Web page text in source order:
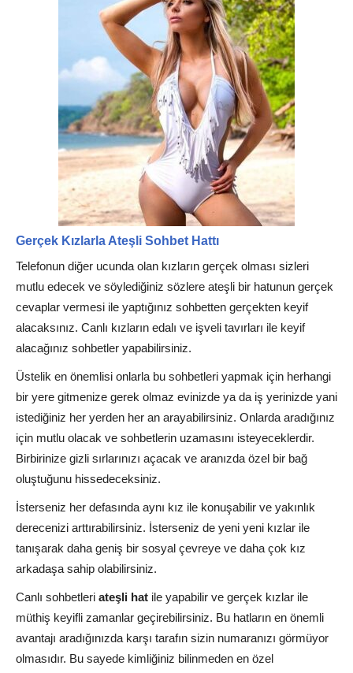
Gerçek Kızlarla Ateşli Sohbet Hattı
Telefonun diğer ucunda olan kızların gerçek olması sizleri
mutlu edecek ve söylediğiniz sözlere ateşli bir hatunun gerçek
cevaplar vermesi ile yaptığınız sohbetten gerçekten keyif
alacaksınız. Canlı kızların edalı ve işveli tavırları ile keyif
alacağınız sohbetler yapabilirsiniz.
Üstelik en önemlisi onlarla bu sohbetleri yapmak için herhangi
bir yere gitmenize gerek olmaz evinizde ya da iş yerinizde yani
istediğiniz her yerden her an arayabilirsiniz. Onlarda aradığınız
için mutlu olacak ve sohbetlerin uzamasını isteyeceklerdir.
Birbirinize gizli sırlarınızı açacak ve aranızda özel bir bağ
oluştuğunu hissedeceksiniz.
İsterseniz her defasında aynı kız ile konuşabilir ve yakınlık
derecenizi arttırabilirsiniz. İsterseniz de yeni yeni kızlar ile
tanışarak daha geniş bir sosyal çevreye ve daha çok kız
arkadaşa sahip olabilirsiniz.
Canlı sohbetleri ateşli hat ile yapabilir ve gerçek kızlar ile
müthiş keyifli zamanlar geçirebilirsiniz. Bu hatların en önemli
avantajı aradığınızda karşı tarafın sizin numaranızı görmüyor
olmasıdır. Bu sayede kimliğiniz bilinmeden en özel